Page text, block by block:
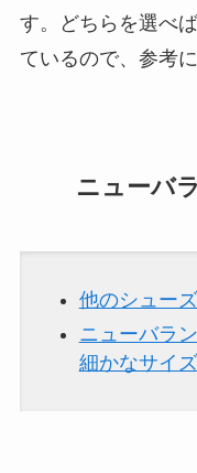
す。どちらを選べ
ているので、参考
ニューバ
他のシュー
ニューバラ
細かなサイ